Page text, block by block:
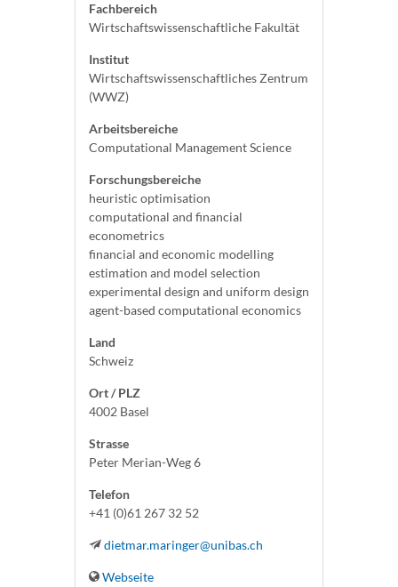
Fachbereich
Wirtschaftswissenschaftliche Fakultät
Institut
Wirtschaftswissenschaftliches Zentrum
(WWZ)
Arbeitsbereiche
Computational Management Science
Forschungsbereiche
heuristic optimisation
computational and financial
econometrics
financial and economic modelling
estimation and model selection
experimental design and uniform design
agent-based computational economics
Land
Schweiz
Ort / PLZ
4002 Basel
Strasse
Peter Merian-Weg 6
Telefon
+41 (0)61 267 32 52
dietmar.maringer@unibas.ch
Webseite